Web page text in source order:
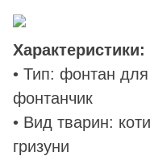
Характеристики:
• Тип: фонтан
фонтанчик
• Вид тварин:
гризуни